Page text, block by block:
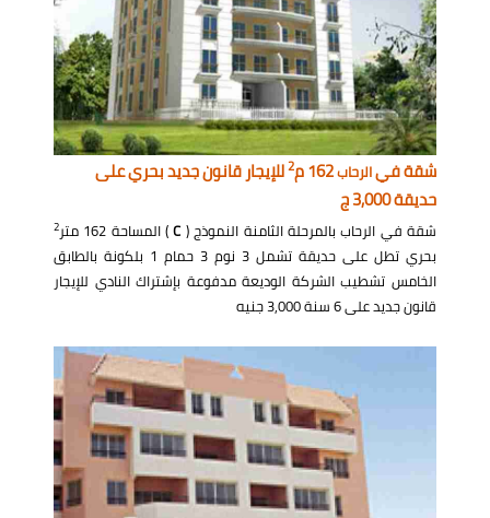
شقة فيالرحاب 2للإيجار قانون جديد بحري على
حديقة 3,000 ج
شقة في الرحاب بالمرحلة الثامنة النموذج ( C) المساحة 162 متر 2
بحري تطل على حديقة تشمل 3 نوم 3 حمام 1 بلكونة بالطابق
الخامس تشطيب الشركة الوديعة مدفوعة بإشتراك النادي للإيجار
قانون جديد على 6 سنة 3,000 جنيه